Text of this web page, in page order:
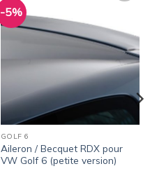
-5%
wishlist
GOLF 6
Aileron / Becquet RDX pour
VW Golf 6 (petite version)